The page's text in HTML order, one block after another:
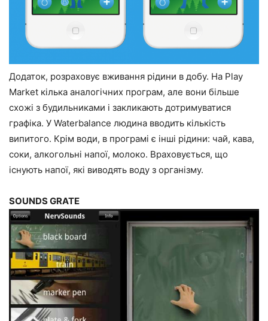
Додаток, розраховує вживання рідини в добу. На Play
Market кілька аналогічних програм, але вони більше
схожі з будильниками і закликають дотримуватися
графіка. У Waterbalance людина вводить кількість
випитого. Крім води, в програмі є інші рідини: чай, кава,
соки, алкогольні напої, молоко. Враховується, що
існують напої, які виводять воду з організму.
SOUNDS GRATE